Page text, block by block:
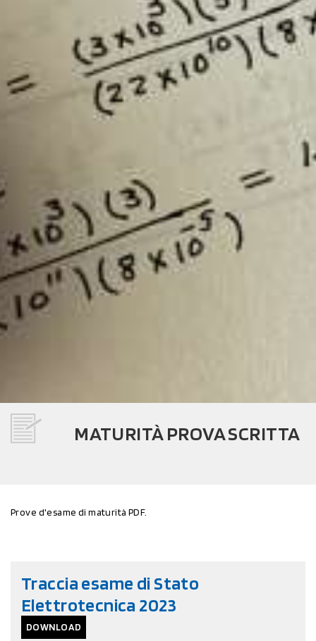
MATURITÀ PROVA SCRITTA
Prove d'esame di maturità PDF.
Traccia esame di Stato
Elettrotecnica 2023
DOWNLOAD